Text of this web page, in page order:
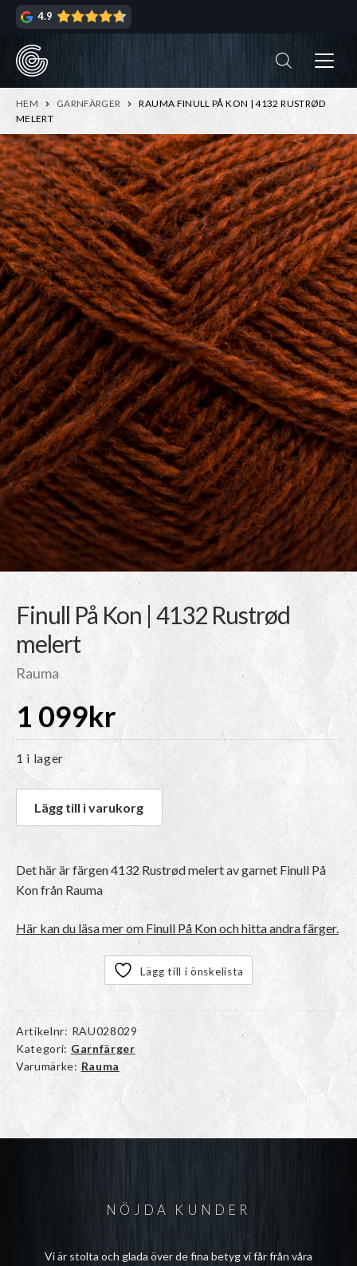
Hoppa
navigering
Hoppa
innehåll
4.9
HEM GARNFÄRGER
RAUMA FINULL PÅ KON | 4132 RUSTRØD
MELERT
Finull På Kon | 4132 Rustrød
melert
Rauma
1 099kr
1 i lager
Lägg till i varukorg
Det här är färgen 4132 Rustrød melert av garnet Finull På
Konfrån Rauma
Här kan du läsa mer om Finull På Kon och hitta andra färger.
Lägg till i önskelista
Artikelnr: RAU028029
Kategori: Garnfärger
Varumärke: Rauma
NÖJDA KUNDER
Vi är stolta och glada över de fina betyg vi får från våra